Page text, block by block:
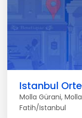
Istanbul
Molla Gürani,
Fatih/Istanbul